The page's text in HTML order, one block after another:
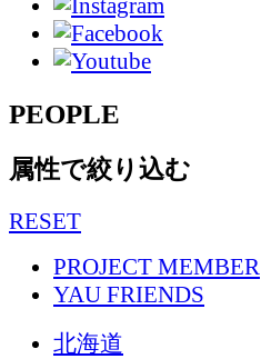
PEOPLE
属性で絞り込む
RESET
PROJECT MEMBER
YAU FRIENDS
北海道